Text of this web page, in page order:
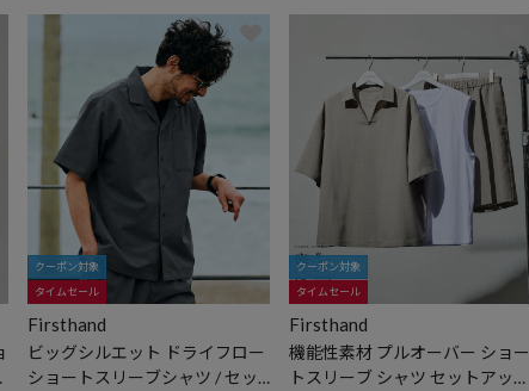
クーポン対象
タイムセール
Firsthand
ビッグシルエット ドライフロー
ショートスリーブシャツ / セッ
クーポン対象
タイムセール
Firsthand
機能性素材 プルオーバー ショー
トスリーブ シャツ セットアップ